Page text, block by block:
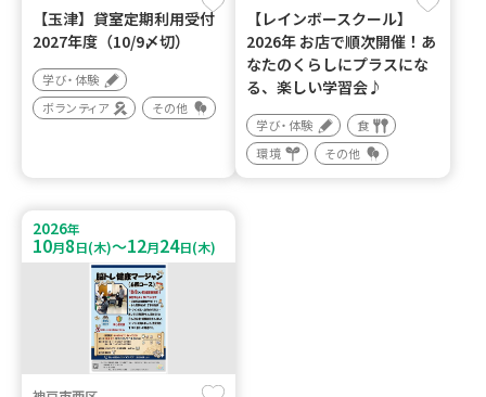
【玉津】貸室定期利用受付
2027年度（10/9〆切）
学び・体験
ボランティア
その他
【レインボースクール】
2026年 お店で順次開催！あ
なたのくらしにプラスにな
る、楽しい学習会♪
学び・体験
食
環境
その他
2026年
10月8日(木)～12月24日(木)